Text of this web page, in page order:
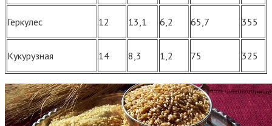
Геркулес 12 13,1 6,2 65,7 355
Кукурузная 14 8,3 1,2 75 325